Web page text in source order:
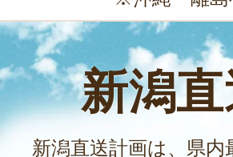
新潟
新潟直送計画は、県